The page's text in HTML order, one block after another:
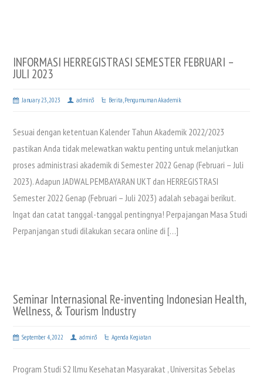
INFORMASI HERREGISTRASI SEMESTER FEBRUARI –
JULI 2023
January 23, 2023 admin3 Berita,Pengumuman Akademik
Sesuai dengan ketentuan Kalender Tahun Akademik 2022/2023
pastikan Anda tidak melewatkan waktu penting untuk melanjutkan
proses administrasi akademik di Semester 2022 Genap (Februari – Juli
2023). Adapun JADWAL PEMBAYARAN UKT dan HERREGISTRASI
Semester 2022 Genap (Februari – Juli 2023) adalah sebagai berikut.
Ingat dan catat tanggal-tanggal pentingnya! Perpajangan Masa Studi
Perpanjangan studi dilakukan secara online di […]
Seminar Internasional Re-inventing Indonesian Health,
Wellness, & Tourism Industry
September 4, 2022 admin3 Agenda Kegiatan
Program Studi S2 Ilmu Kesehatan Masyarakat , Universitas Sebelas